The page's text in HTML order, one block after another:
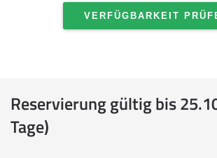
VERFÜGBARKEIT
Reservierung gültig bis
Tage)